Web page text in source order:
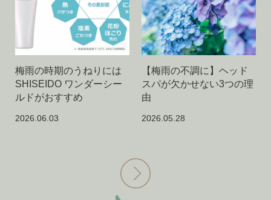
梅雨の時期のうねりには
SHISEIDO ワンダーシー
ルドがおすすめ
2026.06.03
【梅雨の不調に】ヘッド
スパが欠かせない3つの理
由
2026.05.28